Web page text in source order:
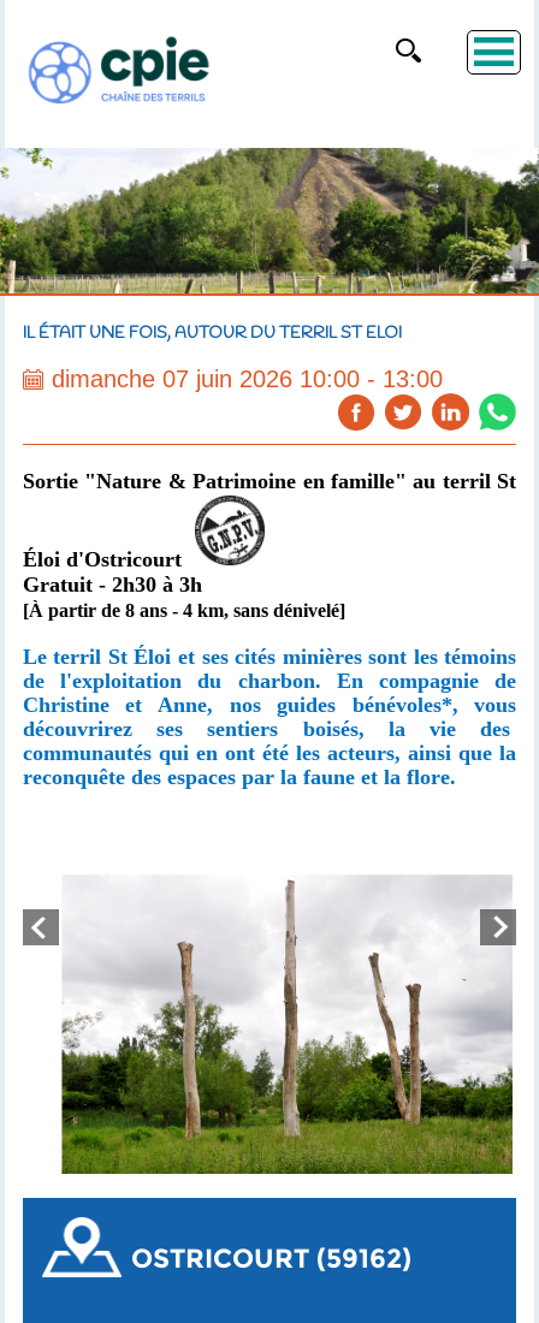
IL ÉTAIT UNE FOIS, AUTOUR DU TERRIL ST ELOI
dimanche 07 juin 2026 10:00 - 13:00
Sortie "Nature & Patrimoine en famille" au terril St
Éloi d'Ostricourt
Gratuit - 2h30 à 3h
[À partir de 8 ans - 4 km, sans dénivelé]
Le terril St Éloi et ses cités minières sont les témoins
de l'exploitation du charbon. En compagnie de
Christine et Anne, nos guides bénévoles*, vous
découvrirez ses sentiers boisés, la vie des
communautés qui en ont été les acteurs, ainsi que la
reconquête des espaces par la faune et la flore.
OSTRICOURT (59162)